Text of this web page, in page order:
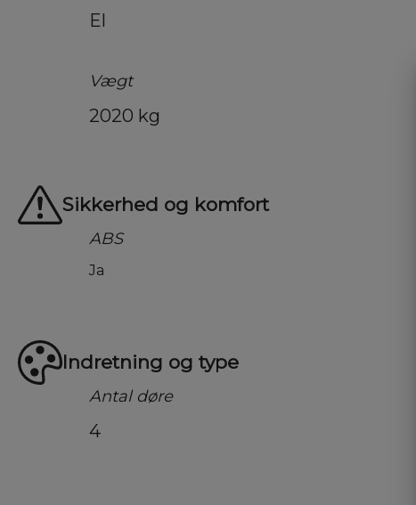
El
Vægt
2020 kg
Sikkerhed og komfort
ABS
Ja
Indretning og type
Antal døre
4